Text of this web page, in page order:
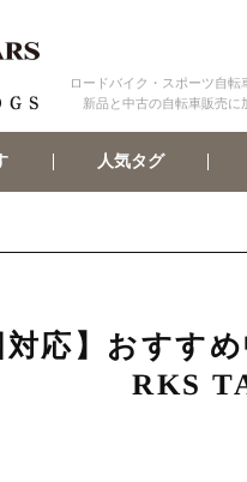
ロードバイク・スポーツ自
新品と中古の自転車販売に
人気タグ
対応】おす
RKS